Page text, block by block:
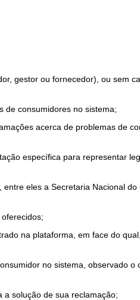
gestor ou fornecedor), ou sem
de consumidores no sistema;
acerca de problemas de
específica para representar
, entre eles a Secretaria Nacional
na plataforma, em face do
no sistema, observado
a solução de sua reclamação;